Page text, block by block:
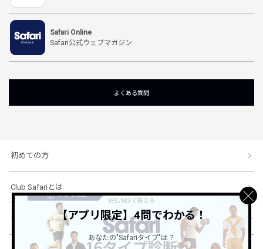
Safari Online
Safari公式ウェブマガジン
よくある質問
初めての方
Club Safariとは
ショッピングガイド【アプリ限定】4問でわかる！
あなたの"Safariタイプ"は？